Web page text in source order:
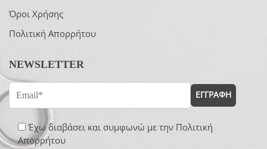
Όροι Χρήσης
Πολιτική Απορρήτου
NEWSLETTER
ΕΓΓΡΑΦΗ
Έχω διαβάσει και συμφωνώ με την Πολιτική
Απορρήτου